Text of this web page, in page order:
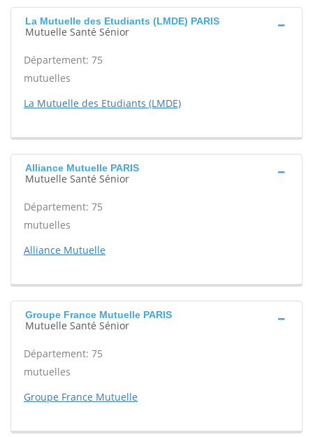
La Mutuelle des Etudiants (LMDE) PARIS
Mutuelle Santé Sénior
Département: 75
mutuelles
La Mutuelle des Etudiants (LMDE)
Alliance Mutuelle PARIS
Mutuelle Santé Sénior
Département: 75
mutuelles
Alliance Mutuelle
Groupe France Mutuelle PARIS
Mutuelle Santé Sénior
Département: 75
mutuelles
Groupe France Mutuelle